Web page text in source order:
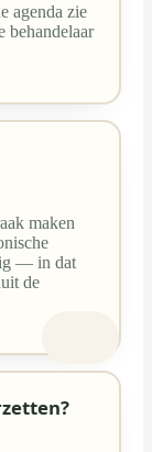
agenda zie
behandelaar
maken
— in dat
de